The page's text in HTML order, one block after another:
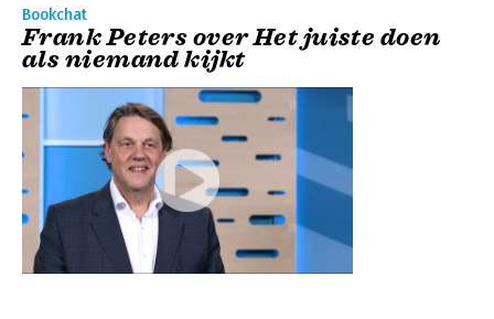
Bookchat
Frank Peters over Het juiste doen
als niemand kijkt